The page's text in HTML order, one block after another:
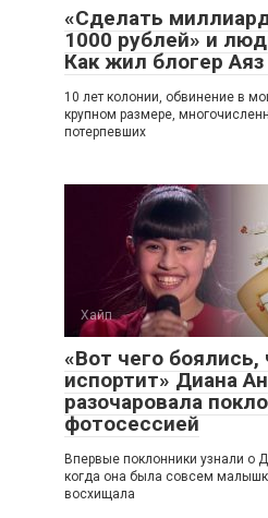
«Сделать
1000 рублей» и
Как жил блогер
10 лет колонии, обвинение в
крупном размере,
потерпевших
Хайп
«Вот чего
испортит» Диана
разочаровала
фотосессией
Впервые поклонники узнали о
когда она была совсем
восхищала